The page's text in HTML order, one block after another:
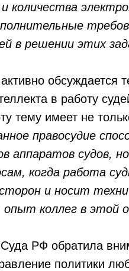
количества
в решении этих
обсуждается
в работу
тему имеет не
правосудие
аппаратов судов,
когда работа
и носит
опыт коллег в этой
РФ обратила
политики